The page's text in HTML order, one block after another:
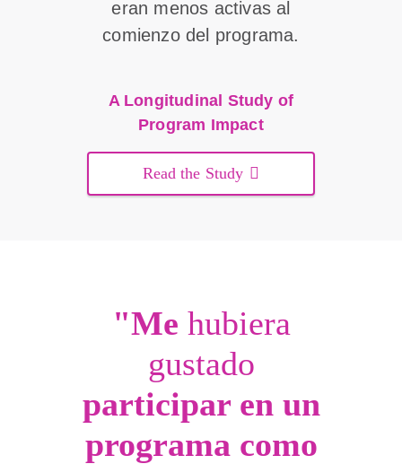
eran menos activas al
comienzo del programa.
A Longitudinal Study of
Program Impact
Read the Study
"Me hubiera
gustado
participar en un
programa como